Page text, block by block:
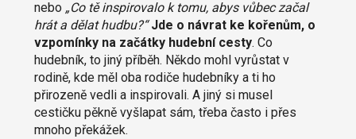
nebo „Co tě inspirovalo k tomu, abys vůbec začal
hrát a dělat hudbu?“ Jde o návrat ke kořenům, o
vzpomínky na začátky hudební cesty. Co
hudebník, to jiný příběh. Někdo mohl vyrůstat v
rodině, kde měl oba rodiče hudebníky a ti ho
přirozeně vedli a inspirovali. A jiný si musel
cestičku pěkně vyšlapat sám, třeba často i přes
mnoho překážek.